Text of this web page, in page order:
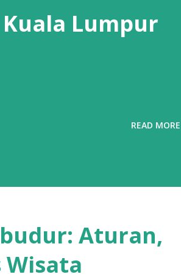
Lumpur
READ MORE
Aturan,
Wisata